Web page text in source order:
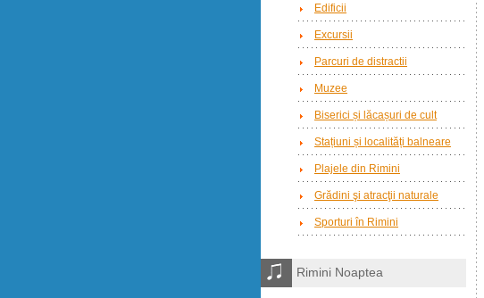
Edificii
Excursii
Parcuri de distractii
Muzee
Biserici și lăcașuri de cult
Stațiuni și localități balneare
Plajele din Rimini
Grădini şi atracţii naturale
Sporturi în Rimini
Rimini Noaptea